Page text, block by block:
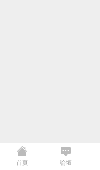
首頁 論壇